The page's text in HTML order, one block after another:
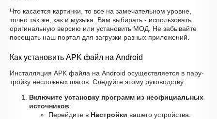
Что касается картинки, то все на замечательном уровне,
точно так же, как и музыка. Вам выбирать - использовать
оригинальную версию или установить МОД. Не забывайте
посещать наш портал для загрузки разных приложений.
Как установить APK файл на Android
Инсталляция APK файла на Android осуществляется в пару-
тройку несложных шагов. Следуйте этому руководству:
Включите установку программ из неофициальных
источников:
Перейдите в Настройки вашего устройства.